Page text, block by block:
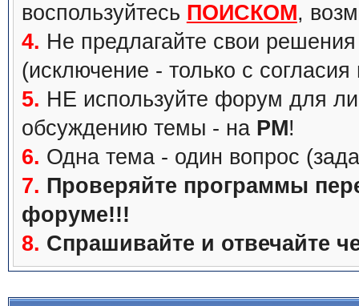
воспользуйтесь ПОИСКОМ,
4. Не предлагайте свои
(исключение - только с
5. НЕ используйте форум для
обсуждению темы - на PM!
6. Одна тема - один вопрос
7. Проверяйте программы
форуме!!!
8. Спрашивайте и отвечайте